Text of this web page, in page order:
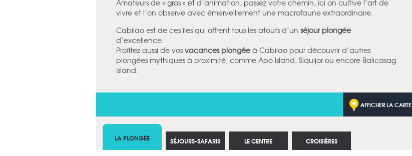
Amateurs de « gros » et d’animation, passez votre chemin, ici on cultive l’art de
vivre et l’on observe avec émerveillement une macrofaune extraordinaire.
Cabilao est de ces îles qui offrent tous les atouts d’un séjour plongée
d’excellence.
Profitez aussi de vos vacances plongée à Cabilao pour découvrir d’autres
plongées mythiques à proximité, comme Apo Island, Siquijor ou encore Balicasag
Island.
AFFICHER LA CARTE
LA PLONGÉE SÉJOURS-SAFARIS LE CENTRE CROISIÈRES